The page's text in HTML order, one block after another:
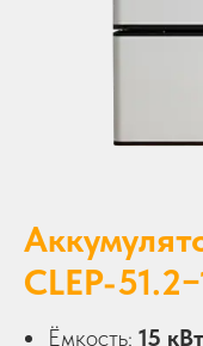
CLEP-
Ёмкость: 15